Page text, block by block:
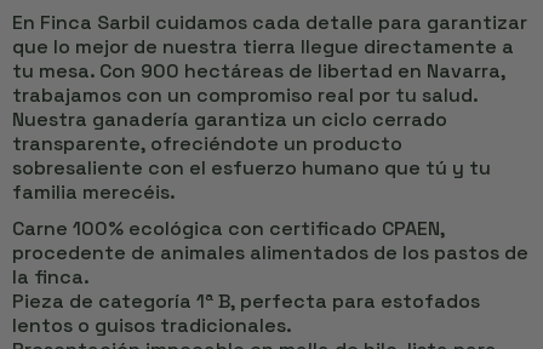
En Finca Sarbil cuidamos cada detalle para garantizar
que lo mejor de nuestra tierra llegue directamente a
tu mesa. Con 900 hectáreas de libertad en Navarra,
trabajamos con un compromiso real por tu salud.
Nuestra ganadería garantiza un ciclo cerrado
transparente, ofreciéndote un producto
sobresaliente con el esfuerzo humano que tú y tu
familia merecéis.
Carne 100% ecológica con certificado CPAEN,
procedente de animales alimentados de los pastos de
la finca.
Pieza de categoría 1ª B, perfecta para estofados
lentos o guisos tradicionales.